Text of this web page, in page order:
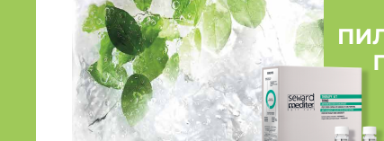
«Хочу поделиться впечатлениями от
13/M с аргановым и миндальным маслами.